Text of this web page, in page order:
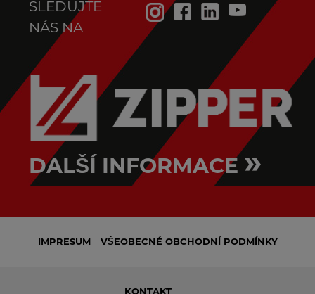
SLEDUJTE
NÁS NA
DALŠÍ INFORMACE »
IMPRESUM VŠEOBECNÉ OBCHODNÍ PODMÍNKY
KONTAKT